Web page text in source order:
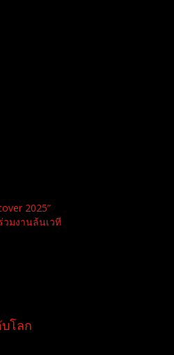
2025”
วมงานล้นเวที
บโลก